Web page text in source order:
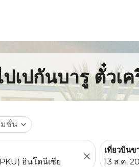
เปกันบารู ตั๋วเ
มชั่น expand_more
close
เที่ยวบินข
fc-
13 ส.ค.